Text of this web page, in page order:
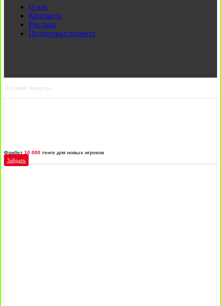
О нас
Контакты
Реклама
Поддержка проекта
Лучшие бонусы
Фрибет 10 000 тенге для новых игроков
Забрать